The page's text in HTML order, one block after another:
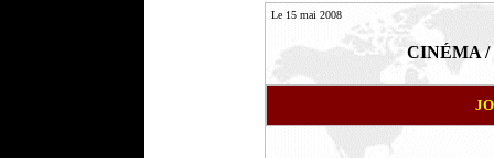
Le 15 mai 2008
CINÉMA /